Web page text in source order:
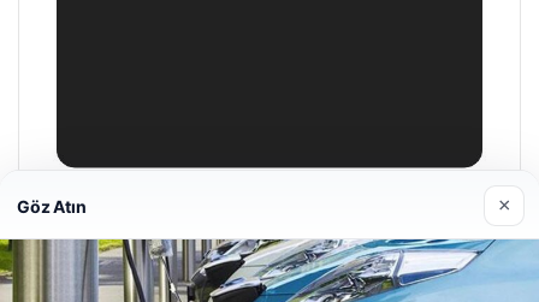
Hastaş Beton
26/05/2026
Göz Atın ×